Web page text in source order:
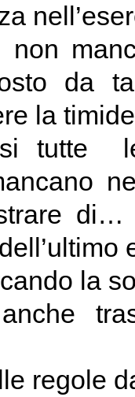
non
da
la
tutte
dell’ultimo
la
regole